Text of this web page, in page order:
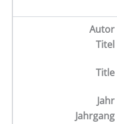
Autor
Titel
Title
Jahr
Jahrgang